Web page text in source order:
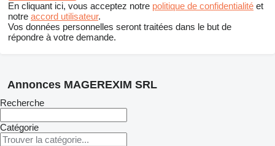
En cliquant ici, vous acceptez notre politique de confidentialité et
notre accord utilisateur.
Vos données personnelles seront traitées dans le but de
répondre à votre demande.
Annonces MAGEREXIM SRL
Recherche
Catégorie